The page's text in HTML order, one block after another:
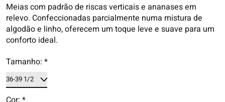
Meias com padrão de riscas verticais e ananases em
relevo. Confeccionadas parcialmente numa mistura de
algodão e linho, oferecem um toque leve e suave para um
conforto ideal.
Tamanho: *